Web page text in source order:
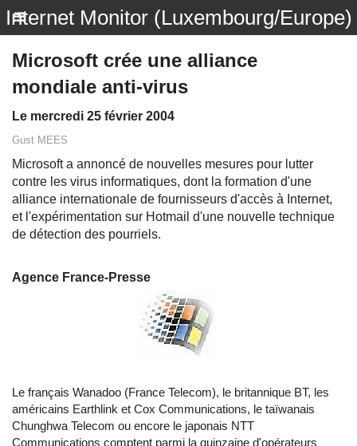
Internet Monitor (Luxembourg/Europe)
Microsoft crée une alliance
mondiale anti-virus
Le mercredi 25 février 2004
Gust MEES
Microsoft a annoncé de nouvelles mesures pour lutter
contre les virus informatiques, dont la formation d'une
alliance internationale de fournisseurs d'accès à Internet,
et l'expérimentation sur Hotmail d'une nouvelle technique
de détection des pourriels.
Agence France-Presse
Le français Wanadoo (France Telecom), le britannique BT, les
américains Earthlink et Cox Communications, le taïwanais
Chunghwa Telecom ou encore le japonais NTT
Communications comptent parmi la quinzaine d'opérateurs